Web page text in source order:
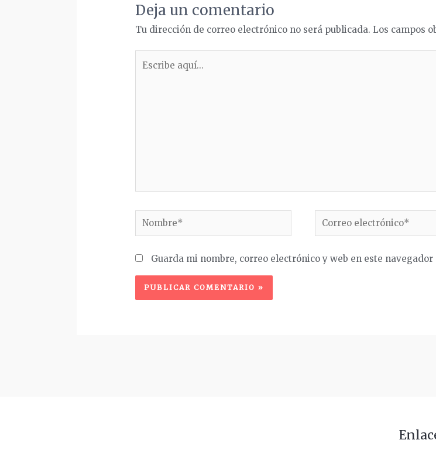
Deja un comentario
Tu dirección de correo electrónico no será publicada. Los campos
Nombre*
Correo
electrónico*
Guarda mi nombre, correo electrónico y web en este